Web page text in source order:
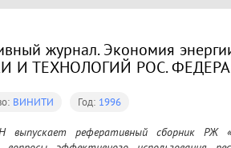
журнал. Экономия
И ТЕХНОЛОГИЙ РОС.
ВИНИТИ Год: 1996
выпускает реферативный сборник РЖ